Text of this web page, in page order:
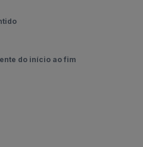
do início ao fim